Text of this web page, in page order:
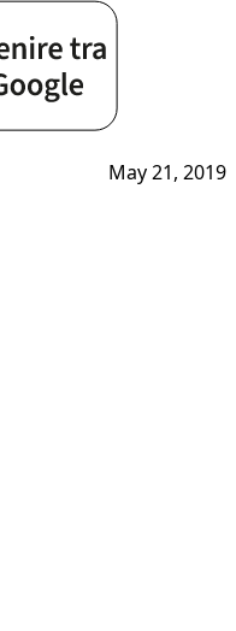
May 21, 2019